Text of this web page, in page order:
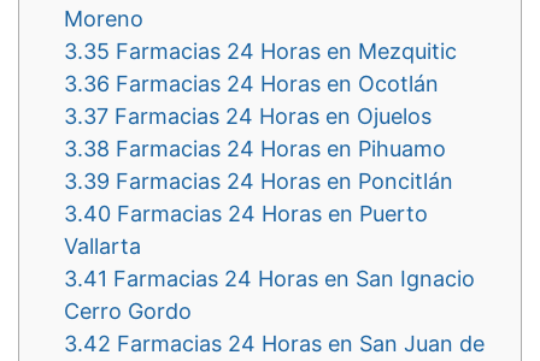
Moreno
3.35 Farmacias 24 Horas en Mezquitic
3.36 Farmacias 24 Horas en Ocotlán
3.37 Farmacias 24 Horas en Ojuelos
3.38 Farmacias 24 Horas en Pihuamo
3.39 Farmacias 24 Horas en Poncitlán
3.40 Farmacias 24 Horas en Puerto
Vallarta
3.41 Farmacias 24 Horas en San Ignacio
Cerro Gordo
3.42 Farmacias 24 Horas en San Juan de